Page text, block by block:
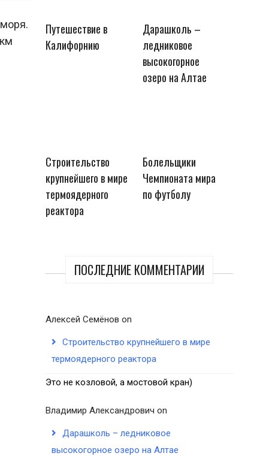
Путешествие в
Калифорнию
Дарашколь –
ледниковое
высокогорное
озеро на Алтае
Строительство
крупнейшего в мире
термоядерного
реактора
Болельщики
Чемпионата мира
по футболу
ПОСЛЕДНИЕ КОММЕНТАРИИ
Алексей Семёнов on
Строительство крупнейшего в мире
термоядерного реактора
Это не козловой, а мостовой кран)
Владимир Александрович on
Дарашколь – ледниковое
высокогорное озеро на Алтае